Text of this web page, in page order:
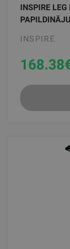
INSPIRE
INSPIRE
168.38